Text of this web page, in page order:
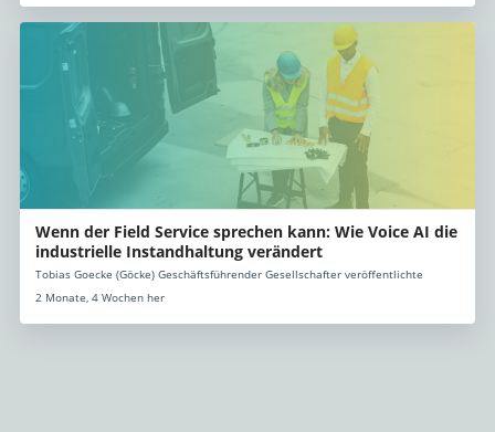
Wenn der Field Service sprechen kann: Wie Voice AI die
industrielle Instandhaltung verändert
Tobias Goecke (Göcke) Geschäftsführender Gesellschafter veröffentlichte
2 Monate, 4 Wochen her